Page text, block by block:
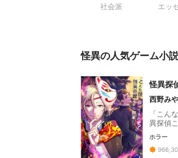
社会派 エッ
怪異の人気ゲーム小説
怪異探
西野み
「こん
異探偵
ホラー